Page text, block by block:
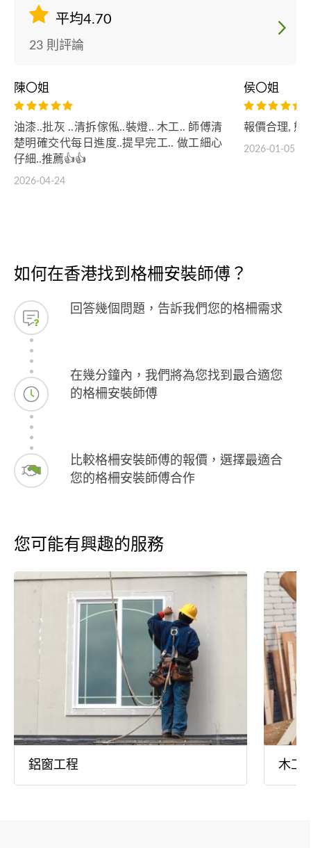
平均4.70
23 則評論
陳〇姐
油漆..批灰 ..清拆傢俬..裝燈.. 木工.. 師傅清
楚明確交代每日進度..提早完工.. 做工細心
仔細..推薦👍👍
2026-04-24
侯〇姐
報價合理, 態
2026-01-05
如何在香港找到格柵安裝師傅？
回答幾個問題，告訴我們您的格柵需求
在幾分鐘內，我們將為您找到最合適您
的格柵安裝師傅
比較格柵安裝師傅的報價，選擇最適合
您的格柵安裝師傅合作
您可能有興趣的服務
鋁窗工程 木工